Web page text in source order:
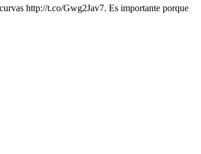
http://t.co/Gwg2Jav7. Es importante porque